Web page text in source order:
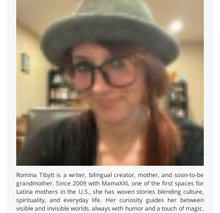
Romina Tibytt is a writer, bilingual creator, mother, and soon-to-be
grandmother. Since 2009 with MamaXXI, one of the first spaces for
Latina mothers in the U.S., she has woven stories blending culture,
spirituality, and everyday life. Her curiosity guides her between
visible and invisible worlds, always with humor and a touch of magic.